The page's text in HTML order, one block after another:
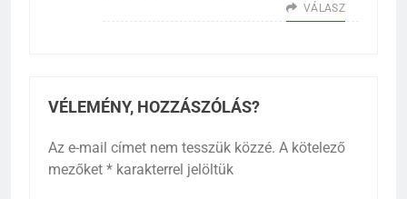
VÁLASZ
VÉLEMÉNY, HOZZÁSZÓLÁS?
Az e-mail címet nem tesszük közzé. A kötelező
mezőket * karakterrel jelöltük